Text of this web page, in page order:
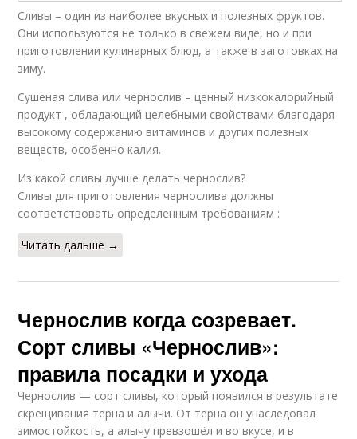
Сливы – один из наиболее вкусных и полезных фруктов.
Они используются не только в свежем виде, но и при
приготовлении кулинарных блюд, а также в заготовках на
зиму.
Сушеная слива или чернослив – ценный низкокалорийный
продукт , обладающий целебными свойствами благодаря
высокому содержанию витаминов и других полезных
веществ, особенно калия.
Из какой сливы лучше делать чернослив?
Сливы для приготовления чернослива должны
соответствовать определенным требованиям :
Читать дальше →
Чернослив когда созревает.
Сорт сливы «Чернослив»:
правила посадки и ухода
Чернослив — сорт сливы, который появился в результате
скрещивания терна и алычи. От терна он унаследовал
зимостойкость, а алычу превзошёл и во вкусе, и в